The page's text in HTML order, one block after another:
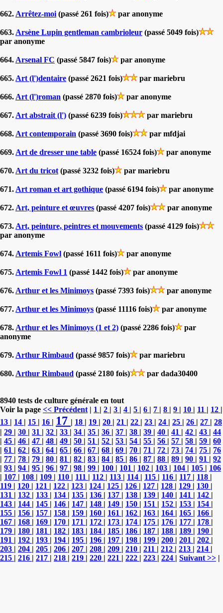
662. Arrêtez-moi (passé 261 fois) par anonyme
663. Arsène Lupin gentleman cambrioleur (passé 5049 fois)
par anonyme
664. Arsenal FC (passé 5847 fois) par anonyme
665. Art (l')dentaire (passé 2621 fois) par mariebru
666. Art (l')roman (passé 2870 fois) par anonyme
667. Art abstrait (l') (passé 6239 fois) par mariebru
668. Art contemporain (passé 3690 fois) par mfdjai
669. Art de dresser une table (passé 16524 fois) par anonyme
670. Art du tricot (passé 3232 fois) par mariebru
671. Art roman et art gothique (passé 6194 fois) par anonyme
672. Art, peinture et œuvres (passé 4207 fois) par anonyme
673. Art, peinture, peintres et mouvements (passé 4129 fois)
par anonyme
674. Artemis Fowl (passé 1611 fois) par anonyme
675. Artemis Fowl 1 (passé 1442 fois) par anonyme
676. Arthur et les Minimoys (passé 7393 fois) par anonyme
677. Arthur et les Minimoys (passé 11116 fois) par anonyme
678. Arthur et les Minimoys (1 et 2) (passé 2286 fois)
par
anonyme
679. Arthur Rimbaud (passé 9857 fois) par mariebru
680. Arthur Rimbaud (passé 2180 fois) par dada30400
8940 tests de culture générale en tout
Voir la page << Précédent | 1 | 2 | 3 | 4 | 5 | 6 | 7 | 8 | 9 | 10 | 11 | 12 |
13 | 14 | 15 | 16 | 17 | 18 | 19 | 20 | 21 | 22 | 23 | 24 | 25 | 26 | 27 | 28
| 29 | 30 | 31 | 32 | 33 | 34 | 35 | 36 | 37 | 38 | 39 | 40 | 41 | 42 | 43 | 44
| 45 | 46 | 47 | 48 | 49 | 50 | 51 | 52 | 53 | 54 | 55 | 56 | 57 | 58 | 59 | 60
| 61 | 62 | 63 | 64 | 65 | 66 | 67 | 68 | 69 | 70 | 71 | 72 | 73 | 74 | 75 | 76
| 77 | 78 | 79 | 80 | 81 | 82 | 83 | 84 | 85 | 86 | 87 | 88 | 89 | 90 | 91 | 92
| 93 | 94 | 95 | 96 | 97 | 98 | 99 | 100 | 101 | 102 | 103 | 104 | 105 | 106
| 107 | 108 | 109 | 110 | 111 | 112 | 113 | 114 | 115 | 116 | 117 | 118 |
119 | 120 | 121 | 122 | 123 | 124 | 125 | 126 | 127 | 128 | 129 | 130 |
131 | 132 | 133 | 134 | 135 | 136 | 137 | 138 | 139 | 140 | 141 | 142 |
143 | 144 | 145 | 146 | 147 | 148 | 149 | 150 | 151 | 152 | 153 | 154 |
155 | 156 | 157 | 158 | 159 | 160 | 161 | 162 | 163 | 164 | 165 | 166 |
167 | 168 | 169 | 170 | 171 | 172 | 173 | 174 | 175 | 176 | 177 | 178 |
179 | 180 | 181 | 182 | 183 | 184 | 185 | 186 | 187 | 188 | 189 | 190 |
191 | 192 | 193 | 194 | 195 | 196 | 197 | 198 | 199 | 200 | 201 | 202 |
203 | 204 | 205 | 206 | 207 | 208 | 209 | 210 | 211 | 212 | 213 | 214 |
215 | 216 | 217 | 218 | 219 | 220 | 221 | 222 | 223 | 224 | Suivant >> |